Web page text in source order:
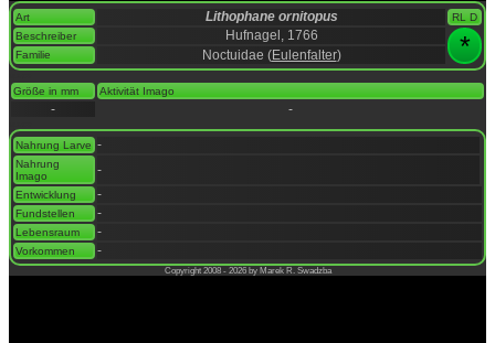
Art Lithophane ornitopus
RL D
Beschreiber
Hufnagel, 1766 *
Familie Noctuidae (Eulenfalter)
Größe in mm Aktivität Imago
- -
Nahrung Larve -
Nahrung
Imago
-
Entwicklung -
Fundstellen -
Lebensraum -
Vorkommen -
Copyright 2008 - 2026 by Marek R. Swadzba